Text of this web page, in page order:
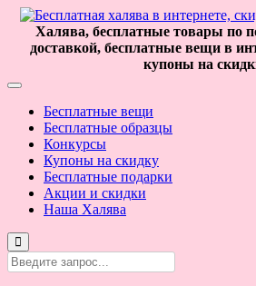
Халява, бесплатные товары по
доставкой, бесплатные вещи в
купоны на
Бесплатные вещи
Бесплатные образцы
Конкурсы
Купоны на скидку
Бесплатные подарки
Акции и скидки
Наша Халява